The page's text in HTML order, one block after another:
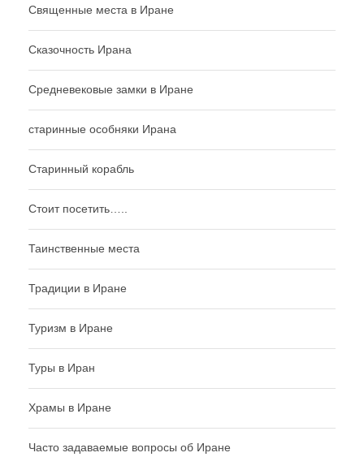
Священные места в Иране
Сказочность Ирана
Средневековые замки в Иране
старинные особняки Ирана
Старинный корабль
Стоит посетить…..
Таинственные места
Традиции в Иране
Туризм в Иране
Туры в Иран
Храмы в Иране
Часто задаваемые вопросы об Иране